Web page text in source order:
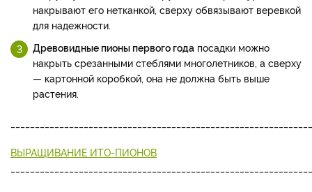
накрывают его нетканкой, сверху обвязывают веревкой
для надежности.
Древовидные пионы первого года посадки можно
накрыть срезанными стеблями многолетников, а сверху
— картонной коробкой, она не должна быть выше
растения.
ВЫРАЩИВАНИЕ ИТО-ПИОНОВ